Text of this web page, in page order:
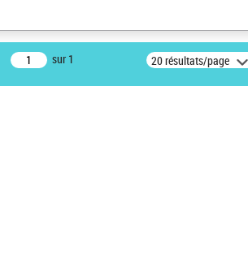
sur 1 20 résultats/page